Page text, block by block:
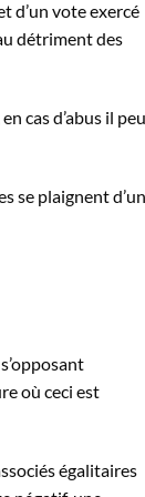
d’un vote exercé
détriment des
cas d’abus il
se plaignent
où ceci est
égalitaires